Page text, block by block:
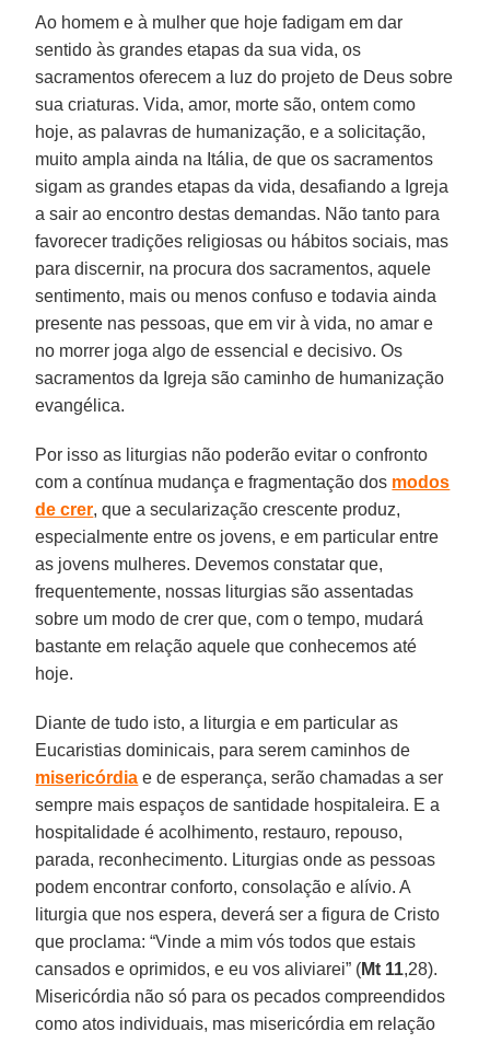
Ao homem e à mulher que hoje fadigam em dar
sentido às grandes etapas da sua vida, os
sacramentos oferecem a luz do projeto de Deus sobre
sua criaturas. Vida, amor, morte são, ontem como
hoje, as palavras de humanização, e a solicitação,
muito ampla ainda na Itália, de que os sacramentos
sigam as grandes etapas da vida, desafiando a Igreja
a sair ao encontro destas demandas. Não tanto para
favorecer tradições religiosas ou hábitos sociais, mas
para discernir, na procura dos sacramentos, aquele
sentimento, mais ou menos confuso e todavia ainda
presente nas pessoas, que em vir à vida, no amar e
no morrer joga algo de essencial e decisivo. Os
sacramentos da Igreja são caminho de humanização
evangélica.
Por isso as liturgias não poderão evitar o confronto
com a contínua mudança e fragmentação dos modos
de crer, que a secularização crescente produz,
especialmente entre os jovens, e em particular entre
as jovens mulheres. Devemos constatar que,
frequentemente, nossas liturgias são assentadas
sobre um modo de crer que, com o tempo, mudará
bastante em relação aquele que conhecemos até
hoje.
Diante de tudo isto, a liturgia e em particular as
Eucaristias dominicais, para serem caminhos de
misericórdia e de esperança, serão chamadas a ser
sempre mais espaços de santidade hospitaleira. E a
hospitalidade é acolhimento, restauro, repouso,
parada, reconhecimento. Liturgias onde as pessoas
podem encontrar conforto, consolação e alívio. A
liturgia que nos espera, deverá ser a figura de Cristo
que proclama: “Vinde a mim vós todos que estais
cansados e oprimidos, e eu vos aliviarei” (Mt 11,28).
Misericórdia não só para os pecados compreendidos
como atos individuais, mas misericórdia em relação